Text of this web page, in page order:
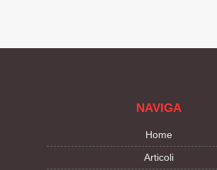
NAVIGA
Home
Articoli